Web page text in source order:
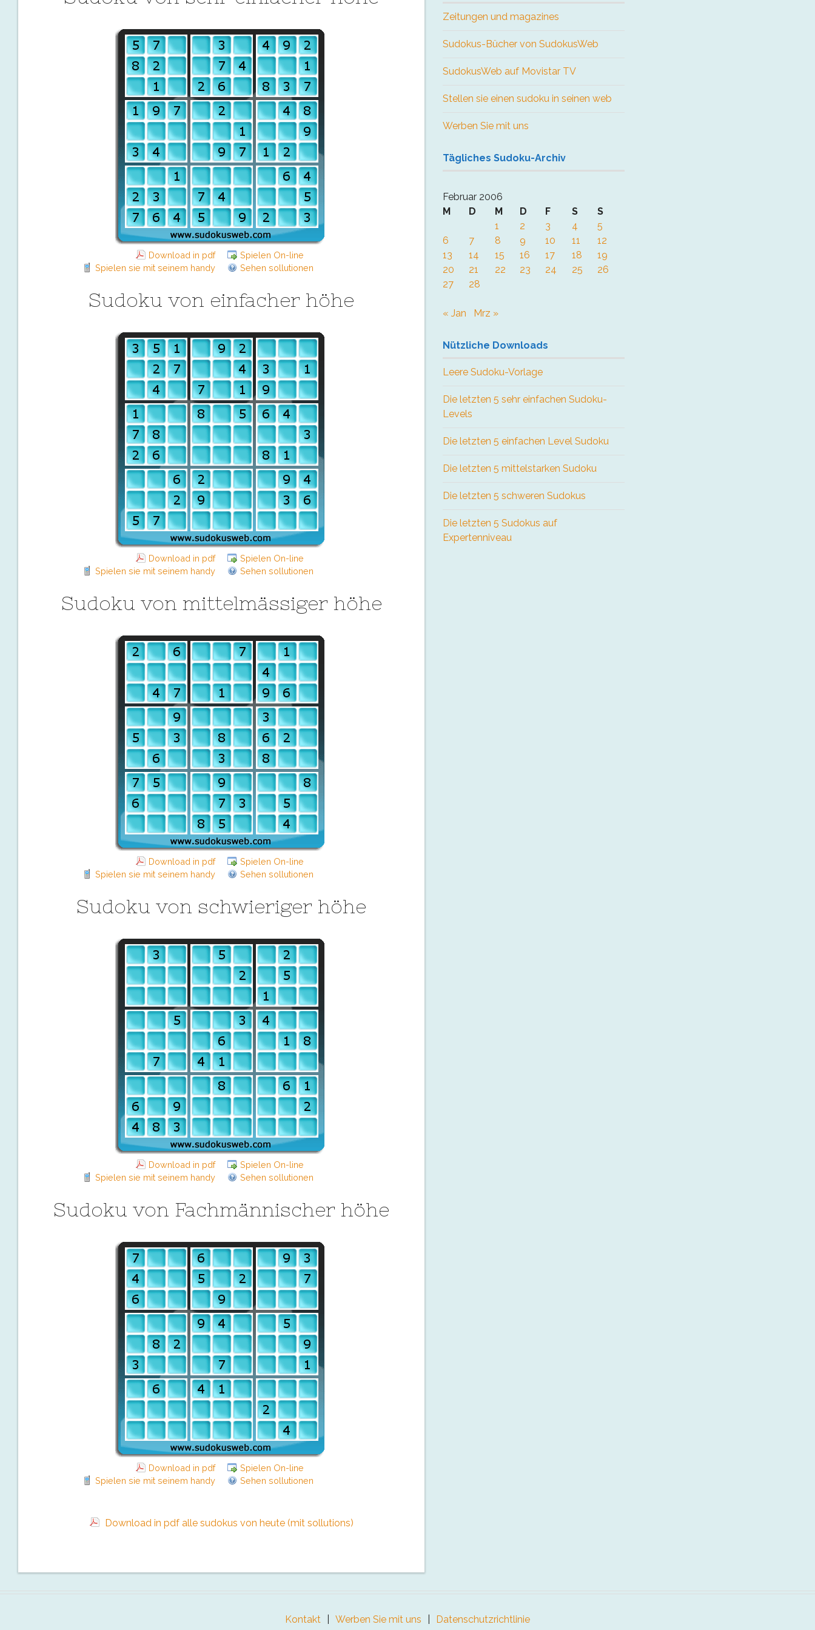
Download in pdf
Spielen On-line
Spielen sie mit seinem handy
Sehen sollutionen
Sudoku von einfacher höhe
Download in pdf
Spielen On-line
Spielen sie mit seinem handy
Sehen sollutionen
Sudoku von mittelmässiger höhe
Download in pdf
Spielen On-line
Spielen sie mit seinem handy
Sehen sollutionen
Sudoku von schwieriger höhe
Download in pdf
Spielen On-line
Spielen sie mit seinem handy
Sehen sollutionen
Sudoku von Fachmännischer höhe
Download in pdf
Spielen On-line
Spielen sie mit seinem handy
Sehen sollutionen
Download in pdf alle sudokus von heute (mit sollutions)
Zeitungen und magazines
Sudokus-Bücher von SudokusWeb
SudokusWeb auf Movistar TV
Stellen sie einen sudoku in seinen web
Werben Sie mit uns
Tägliches Sudoku-Archiv
Februar 2006
M
D M D F S
S
1
2 3 4
5
6
7 8 9 10 11
12
13
14 15 16 17 18
19
20
21 22 23 24 25
26
27
28
« Jan Mrz »
Nützliche Downloads
Leere Sudoku-Vorlage
Die letzten 5 sehr einfachen Sudoku-
Levels
Die letzten 5 einfachen Level Sudoku
Die letzten 5 mittelstarken Sudoku
Die letzten 5 schweren Sudokus
Die letzten 5 Sudokus auf
Expertenniveau
Kontakt Werben Sie mit uns
Datenschutzrichtlinie